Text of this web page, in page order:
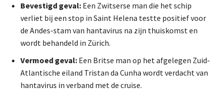
Bevestigd geval: Een Zwitserse man die het schip
verliet bij een stop in Saint Helena testte positief voor
de Andes-stam van hantavirus na zijn thuiskomst en
wordt behandeld in Zürich.
Vermoed geval: Een Britse man op het afgelegen Zuid-
Atlantische eiland Tristan da Cunha wordt verdacht van
hantavirus in verband met de cruise.